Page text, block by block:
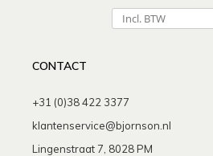
CONTACT
+31 (0)38 422 3377
klantenservice@bjornson.nl
Lingenstraat 7, 8028 PM